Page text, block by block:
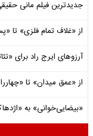
جدیدترین فیلم مانی
از «غلاف تمام فلزی» تا
آرزوهای ایرج راد برای
از «عمق میدان» تا
«بیضایی‌خوانی» به